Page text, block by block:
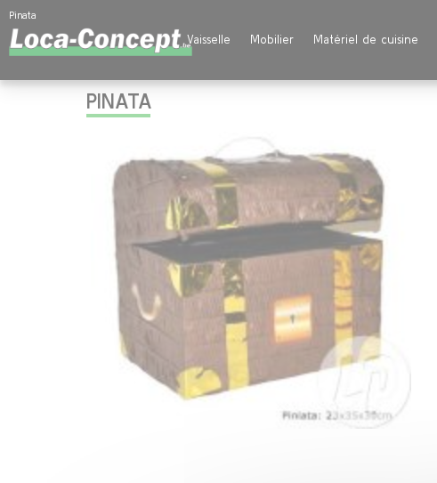
Pinata
Vaisselle Mobilier Matériel de cuisine
PINATA
Panneau de gestion des cookies